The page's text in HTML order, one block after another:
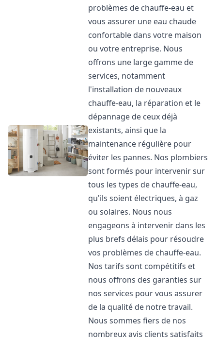
problèmes de chauffe-eau et
vous assurer une eau chaude
confortable dans votre maison
ou votre entreprise. Nous
offrons une large gamme de
services, notamment
l'installation de nouveaux
chauffe-eau, la réparation et le
dépannage de ceux déjà
existants, ainsi que la
maintenance régulière pour
éviter les pannes. Nos plombiers
sont formés pour intervenir sur
tous les types de chauffe-eau,
qu'ils soient électriques, à gaz
ou solaires. Nous nous
engageons à intervenir dans les
plus brefs délais pour résoudre
vos problèmes de chauffe-eau.
Nos tarifs sont compétitifs et
nous offrons des garanties sur
nos services pour vous assurer
de la qualité de notre travail.
Nous sommes fiers de nos
nombreux avis clients satisfaits